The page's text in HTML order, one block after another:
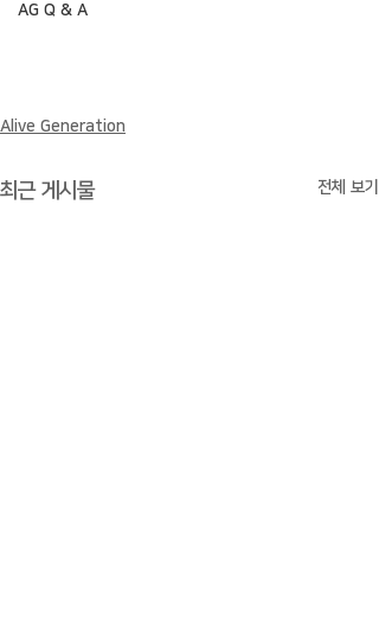
AG Q & A
Alive Generation
최근 게시물 전체 보기